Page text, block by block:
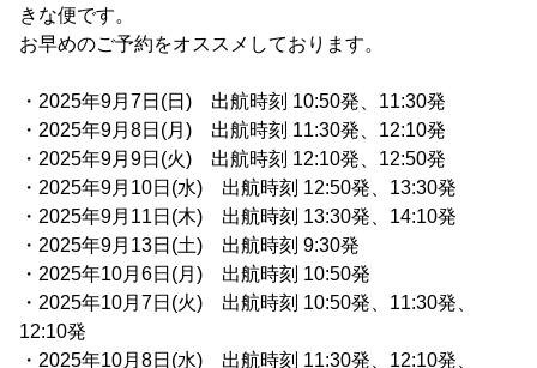
きな便です。
お早めのご予約をオススメしております。
・2025年9月7日(日) 出航時刻 10:50発、11:30発
・2025年9月8日(月) 出航時刻 11:30発、12:10発
・2025年9月9日(火) 出航時刻 12:10発、12:50発
・2025年9月10日(水) 出航時刻 12:50発、13:30発
・2025年9月11日(木) 出航時刻 13:30発、14:10発
・2025年9月13日(土) 出航時刻 9:30発
・2025年10月6日(月) 出航時刻 10:50発
・2025年10月7日(火) 出航時刻 10:50発、11:30発、
12:10発
・2025年10月8日(水) 出航時刻 11:30発、12:10発、